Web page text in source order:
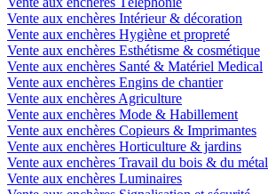
Vente aux enchères Intérieur & décoration
Vente aux enchères Hygiène et propreté
Vente aux enchères Esthétisme & cosmétique
Vente aux enchères Santé & Matériel Medical
Vente aux enchères Engins de chantier
Vente aux enchères Agriculture
Vente aux enchères Mode & Habillement
Vente aux enchères Copieurs & Imprimantes
Vente aux enchères Horticulture & jardins
Vente aux enchères Travail du bois & du métal
Vente aux enchères Luminaires